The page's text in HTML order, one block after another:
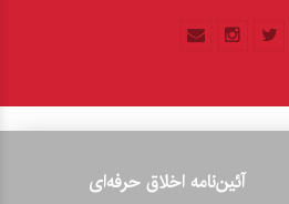
آئین‌نامه اخلاق حرفه‌ای